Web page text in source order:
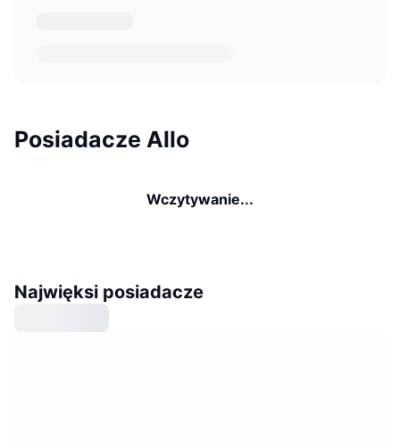
Posiadacze Allo
Wczytywanie...
Najwięksi posiadacze